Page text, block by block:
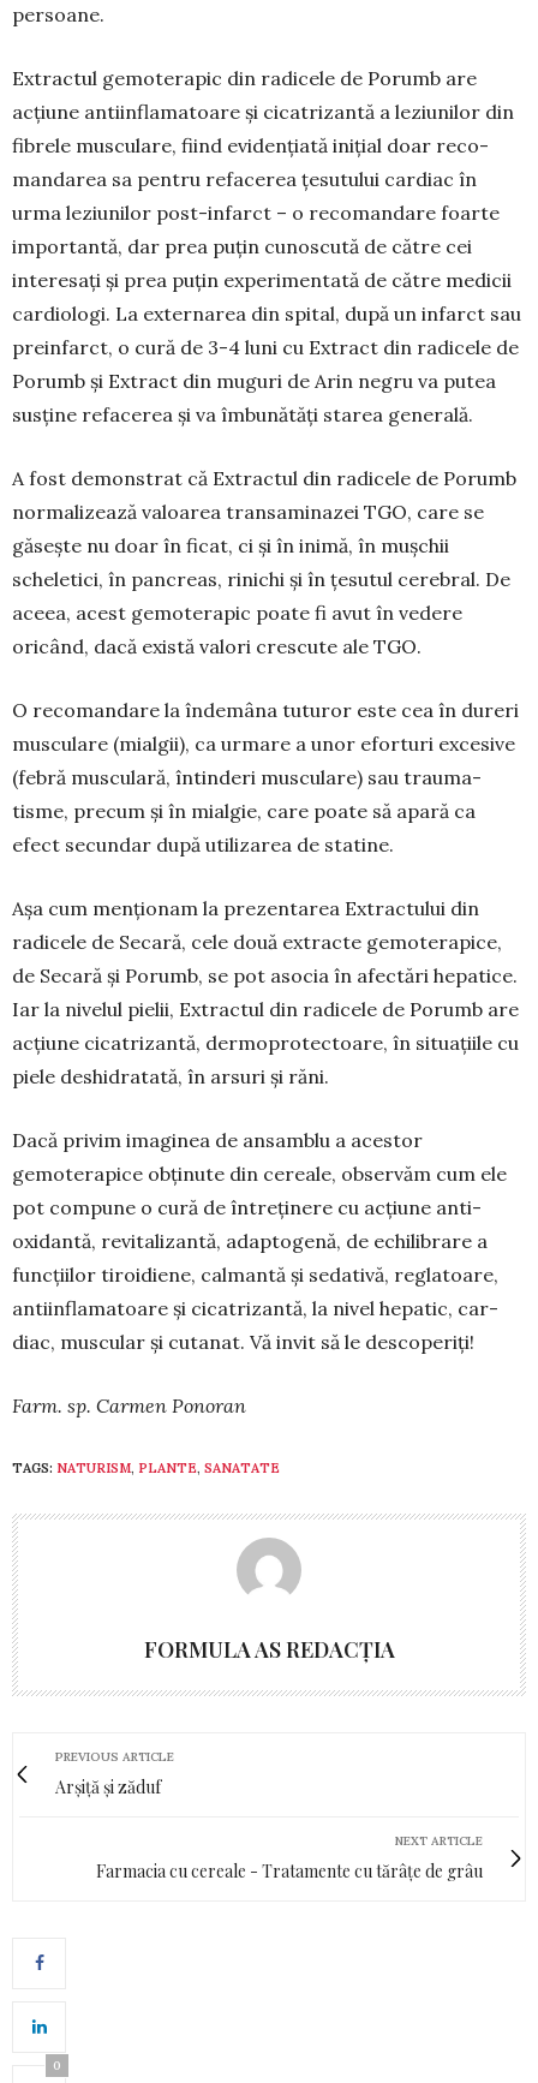
persoane.
Extractul gemoterapic din radicele de Po­rumb are
acțiune antiinflamatoare și cicatrizantă a leziunilor din
fibrele mus­culare, fiind eviden­țiată inițial doar reco­
mandarea sa pentru refa­cerea țesutului cardiac în
urma leziunilor post-infarct – o recomandare foarte
importantă, dar prea puțin cunoscută de către cei
interesați și prea puțin experimentată de către medicii
cardiologi. La externarea din spital, după un infarct sau
preinfarct, o cură de 3-4 luni cu Extract din radicele de
Porumb și Extract din muguri de Arin negru va putea
susține refacerea și va îmbunătăți starea generală.
A fost demonstrat că Extractul din ra­dicele de Porumb
normalizează valoarea transaminazei TGO, care se
găsește nu doar în ficat, ci și în inimă, în mușchii
scheletici, în pancreas, rinichi și în țesutul cerebral. De
aceea, acest gemoterapic poa­te fi avut în vedere
oricând, dacă există valori crescute ale TGO.
O recomandare la îndemâna tuturor este cea în dureri
musculare (mialgii), ca ur­mare a unor efor­turi excesive
(febră mus­culară, întinderi mus­culare) sau trau­ma­
tisme, precum și în mialgie, care poate să apară ca
efect secundar după utilizarea de statine.
Așa cum menționam la prezentarea Extractului din
radicele de Secară, cele două extracte gemo­terapice,
de Secară și Porumb, se pot asocia în afectări hepatice.
Iar la nivelul pielii, Extractul din radicele de Porumb are
acțiune cicatrizantă, der­mo­protectoare, în situațiile cu
piele deshi­dratată, în arsuri și răni.
Dacă privim imaginea de ansamblu a acestor
gemoterapice obținute din cereale, observăm cum ele
pot compune o cură de întreținere cu acțiune anti­
oxidantă, revitalizantă, adaptogenă, de echili­brare a
funcțiilor tiroidiene, calmantă și sedativă, reglatoare,
antiinflamatoare și cicatrizantă, la nivel hepatic, car­
diac, muscular și cutanat. Vă invit să le descoperiți!
Farm. sp. Carmen Ponoran
TAGS: NATURISM, PLANTE, SANATATE
FORMULA AS REDACȚIA
PREVIOUS ARTICLE
Arșiță și zăduf
NEXT ARTICLE
Farmacia cu cereale - Tratamente cu tărâțe de grâu
0